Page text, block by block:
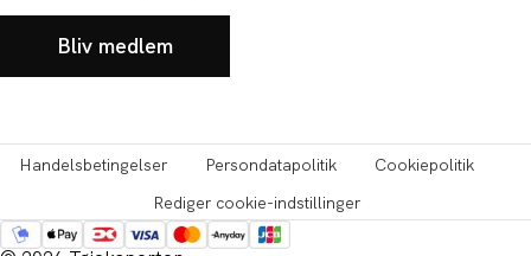
Bliv medlem
Handelsbetingelser Persondatapolitik
Cookiepolitik
Rediger cookie-indstillinger